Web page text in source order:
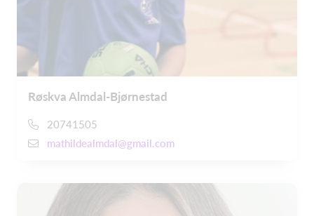
Røskva Almdal-Bjørnestad
20741505
mathildealmdal@gmail.com